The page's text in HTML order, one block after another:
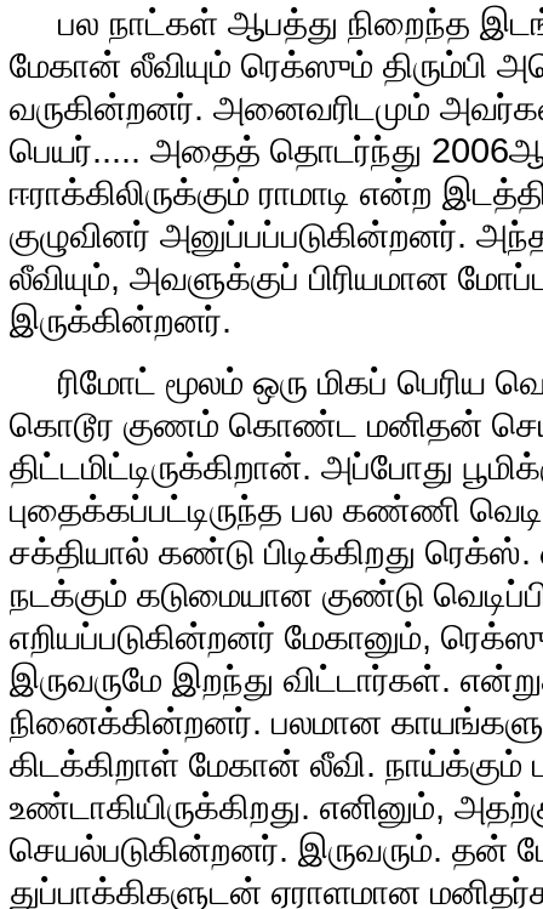
பல நாட்கள் ஆபத்து நிறைந்த
மேகான் லீவியும் ரெக்ஸும் திரும்பி
வருகின்றனர். அனைவரிடமும்
பெயர்..... அதைத் தொடர்ந்து
ஈராக்கிலிருக்கும் ராமாடி என்ற
குழுவினர் அனுப்பப்படுகின்றனர்.
லீவியும், அவளுக்குப் பிரியமான
இருக்கின்றனர்.
ரிமோட் மூலம் ஒரு மிகப் பெரிய
கொடூர குணம் கொண்ட மனிதன்
திட்டமிட்டிருக்கிறான். அப்போது
புதைக்கப்பட்டிருந்த பல கண்ணி
சக்தியால் கண்டு பிடிக்கிறது
நடக்கும் கடுமையான குண்டு
எறியப்படுகின்றனர் மேகானும்,
இருவருமே இறந்து விட்டார்கள்.
நினைக்கின்றனர். பலமான
கிடக்கிறாள் மேகான் லீவி. நாய்க்கும்
உண்டாகியிருக்கிறது. எனினும்,
செயல்படுகின்றனர். இருவரும். தன்
துப்பாக்கிகளுடன் ஏராளமான